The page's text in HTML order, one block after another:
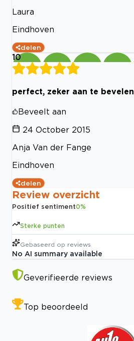
Laura
Eindhoven
delen
10
perfect, zeker aan te bevelen
Beveelt aan
24 October 2015
Anja Van der Fange
Eindhoven
delen
Review overzicht
Positief sentiment0%
Sterke punten
Gebaseerd op reviews
No AI summary available
Geverifieerde reviews
Top beoordeeld